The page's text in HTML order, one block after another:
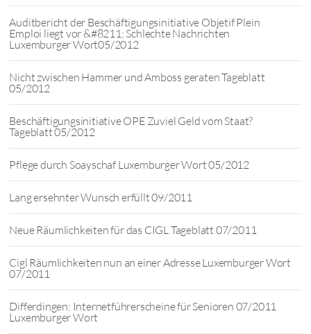
Auditbericht der Beschäftigungsinitiative Objetif Plein
Emploi liegt vor &#8211; Schlechte Nachrichten
Luxemburger Wort05/2012
Nicht zwischen Hammer und Amboss geraten Tageblatt
05/2012
Beschäftigungsinitiative OPE Zuviel Geld vom Staat?
Tageblatt 05/2012
Pflege durch Soayschaf Luxemburger Wort 05/2012
Lang ersehnter Wunsch erfüllt 09/2011
Neue Räumlichkeiten für das CIGL Tageblatt 07/2011
Cigl Räumlichkeiten nun an einer Adresse Luxemburger Wort
07/2011
Differdingen: Internetführerscheine für Senioren 07/2011
Luxemburger Wort